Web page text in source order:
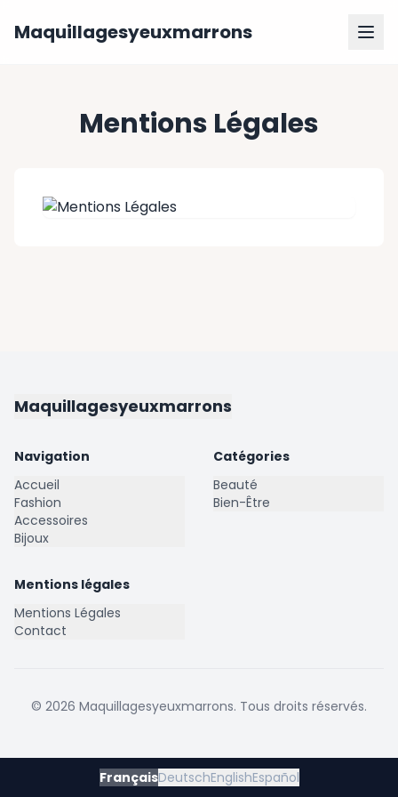
Maquillagesyeuxmarrons
Mentions Légales
Maquillagesyeuxmarrons
Navigation
Accueil
Fashion
Accessoires
Bijoux
Catégories
Beauté
Bien-Être
Mentions légales
Mentions Légales
Contact
© 2026 Maquillagesyeuxmarrons. Tous droits réservés.
FrançaisDeutschEnglishEspañol